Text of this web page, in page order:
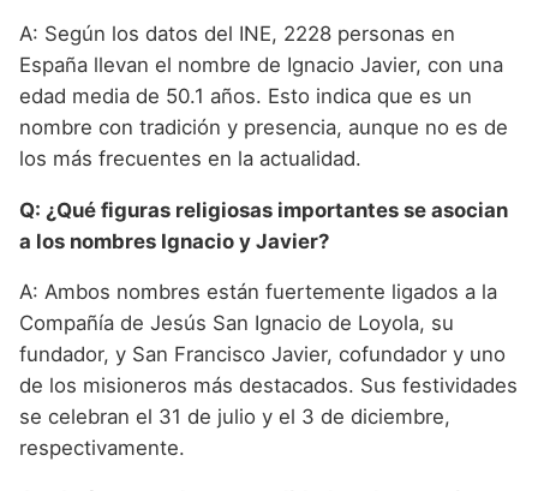
A: Según los datos del INE, 2228 personas en
España llevan el nombre de Ignacio Javier, con una
edad media de 50.1 años. Esto indica que es un
nombre con tradición y presencia, aunque no es de
los más frecuentes en la actualidad.
Q: ¿Qué figuras religiosas importantes se asocian
a los nombres Ignacio y Javier?
A: Ambos nombres están fuertemente ligados a la
Compañía de Jesús San Ignacio de Loyola, su
fundador, y San Francisco Javier, cofundador y uno
de los misioneros más destacados. Sus festividades
se celebran el 31 de julio y el 3 de diciembre,
respectivamente.